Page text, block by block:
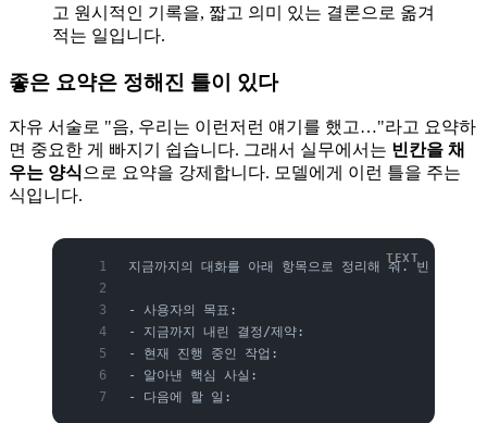
고 원시적인 기록을, 짧고 의미 있는 결론으로 옮겨
적는 일입니다.
좋은 요약은 정해진 틀이 있다
자유 서술로 "음, 우리는 이런저런 얘기를 했고…"라고 요약하
면 중요한 게 빠지기 쉽습니다. 그래서 실무에서는 빈칸을 채
우는 양식 으로 요약을 강제합니다. 모델에게 이런 틀을 주는
식입니다.
지금까지의 대화를 아래 항목으로 정리해 줘. 빈 항목은
- 사용자의 목표:
- 지금까지 내린 결정/제약:
- 현재 진행 중인 작업:
- 알아낸 핵심 사실:
- 다음에 할 일: